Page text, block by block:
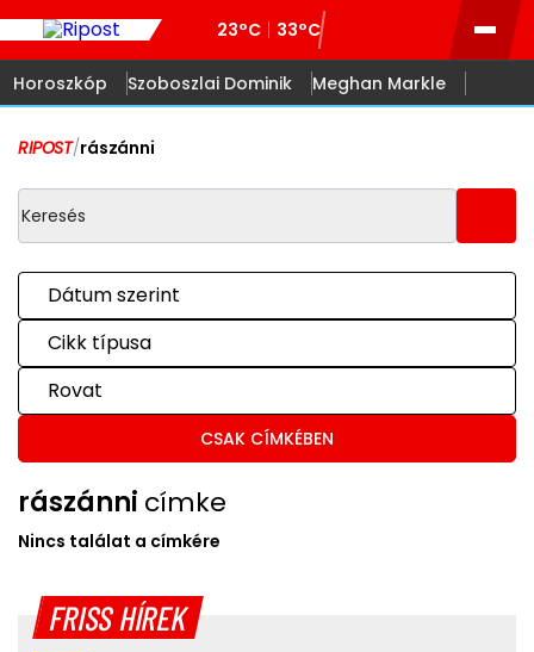
23°C 33°C
Horoszkóp Szoboszlai Dominik Meghan Markle
RIPOST/rászánni
Dátum szerint
Cikk típusa
Rovat
CSAK CÍMKÉBEN
rászánni címke
Nincs találat a címkére
FRISS HÍREK